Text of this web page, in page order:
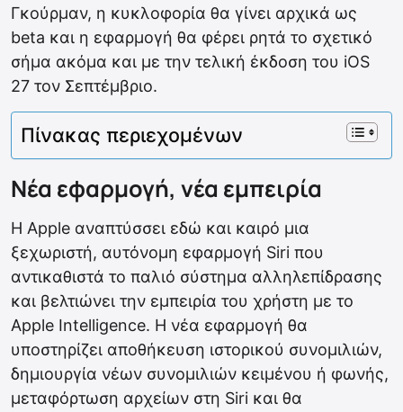
Γκούρμαν, η κυκλοφορία θα γίνει αρχικά ως
beta και η εφαρμογή θα φέρει ρητά το σχετικό
σήμα ακόμα και με την τελική έκδοση του iOS
27 τον Σεπτέμβριο.
Πίνακας περιεχομένων
Νέα εφαρμογή, νέα εμπειρία
Η Apple αναπτύσσει εδώ και καιρό μια
ξεχωριστή, αυτόνομη εφαρμογή Siri που
αντικαθιστά το παλιό σύστημα αλληλεπίδρασης
και βελτιώνει την εμπειρία του χρήστη με το
Apple Intelligence. Η νέα εφαρμογή θα
υποστηρίζει αποθήκευση ιστορικού συνομιλιών,
δημιουργία νέων συνομιλιών κειμένου ή φωνής,
μεταφόρτωση αρχείων στη Siri και θα